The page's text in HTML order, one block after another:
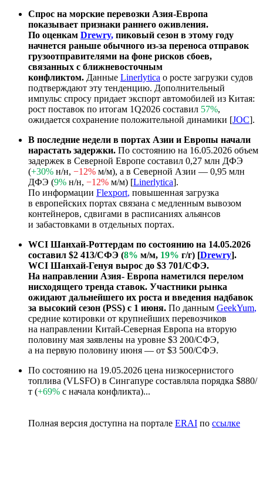
Спрос на морские перевозки Азия-Европа
показывает признаки раннего оживления.
По оценкам Drewry, пиковый сезон в этому году
начнется раньше обычного из-за переноса отправок
грузоотправителями на фоне рисков сбоев,
связанных с ближневосточным
конфликтом. Данные Linerlytica о росте загрузки судов
подтверждают эту тенденцию. Дополнительный
импульс спросу придает экспорт автомобилей из Китая:
рост поставок по итогам 1Q2026 составил 57%,
ожидается сохранение положительной динамики [JOC].
В последние недели в портах Азии и Европы начали
нарастать задержки. По состоянию на 16.05.2026 объем
задержек в Северной Европе составил 0,27 млн ДФЭ
(+30% н/н, −12% м/м), а в Северной Азии — 0,95 млн
ДФЭ (9% н/н, −12% м/м) [Linerlytica].
По информации Flexport, повышенная загрузка
в европейских портах связана с медленным вывозом
контейнеров, сдвигами в расписаниях альянсов
и забастовками в отдельных портах.
WCI Шанхай-Роттердам по состоянию на 14.05.2026
составил $2 413/СФЭ (8% м/м, 19% г/г) [Drewry].
WCI Шанхай-Генуя вырос до $3 701/СФЭ.
На направлении Азия- Европа наметился перелом
нисходящего тренда ставок. Участники рынка
ожидают дальнейшего их роста и введения надбавок
за высокий сезон (PSS) с 1 июня. По данным GeekYum,
средние котировки от крупнейших перевозчиков
на направлении Китай-Северная Европа на вторую
половину мая заявлены на уровне $3 200/СФЭ,
а на первую половину июня — от $3 500/СФЭ.
По состоянию на 19.05.2026 цена низкосернистого
топлива (VLSFO) в Сингапуре составляла порядка $880/
т (+69% с начала конфликта)...
Полная версия доступна на портале ERAI по ссылке